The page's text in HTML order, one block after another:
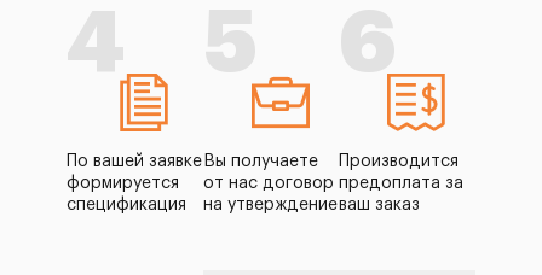
4
По вашей заявке
формируется
спецификация
5
Вы получаете
от нас договор
на утверждение
6
Производится
предоплата за
ваш заказ